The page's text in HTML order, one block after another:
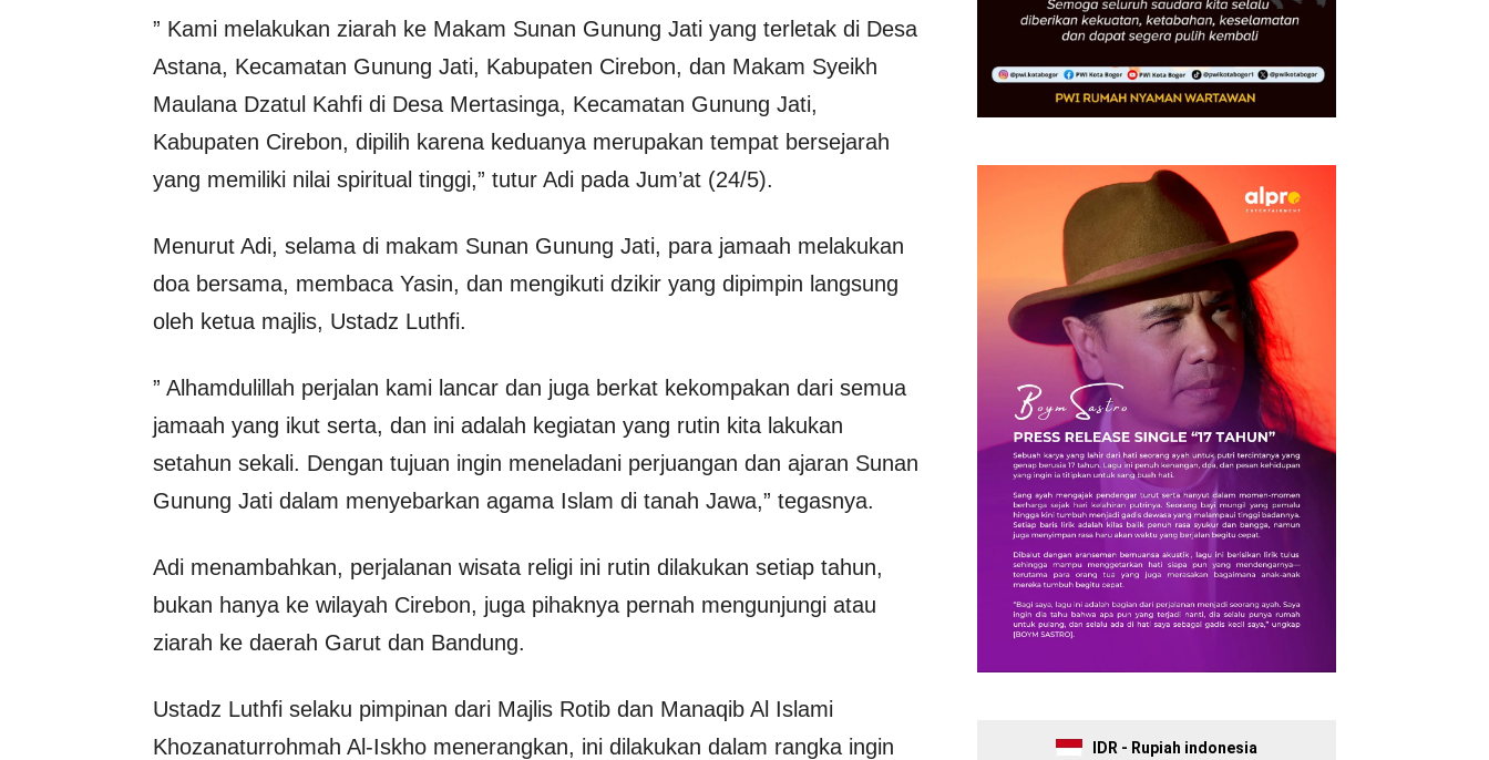
” Kami melakukan ziarah ke Makam Sunan Gunung Jati yang terletak di Desa
Astana, Kecamatan Gunung Jati, Kabupaten Cirebon, dan Makam Syeikh
Maulana Dzatul Kahfi di Desa Mertasinga, Kecamatan Gunung Jati,
Kabupaten Cirebon, dipilih karena keduanya merupakan tempat bersejarah
yang memiliki nilai spiritual tinggi,” tutur Adi pada Jum’at (24/5).
Menurut Adi, selama di makam Sunan Gunung Jati, para jamaah melakukan
doa bersama, membaca Yasin, dan mengikuti dzikir yang dipimpin langsung
oleh ketua majlis, Ustadz Luthfi.
” Alhamdulillah perjalan kami lancar dan juga berkat kekompakan dari semua
jamaah yang ikut serta, dan ini adalah kegiatan yang rutin kita lakukan
setahun sekali. Dengan tujuan ingin meneladani perjuangan dan ajaran Sunan
Gunung Jati dalam menyebarkan agama Islam di tanah Jawa,” tegasnya.
Adi menambahkan, perjalanan wisata religi ini rutin dilakukan setiap tahun,
bukan hanya ke wilayah Cirebon, juga pihaknya pernah mengunjungi atau
ziarah ke daerah Garut dan Bandung.
Ustadz Luthfi selaku pimpinan dari Majlis Rotib dan Manaqib Al Islami
Khozanaturrohmah Al-Iskho menerangkan, ini dilakukan dalam rangka ingin
IDR - Rupiah indonesia